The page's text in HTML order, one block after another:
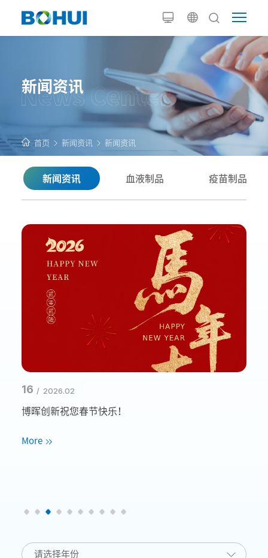
新闻资讯
首页 新闻资讯 新闻资讯
新闻资讯 血液制品 疫苗制品
16 / 2026.02
博晖创新祝您春节快乐！
More